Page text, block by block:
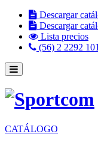
Descargar
Descargar
Lista precios
(56) 2 2292
CATÁLOGO